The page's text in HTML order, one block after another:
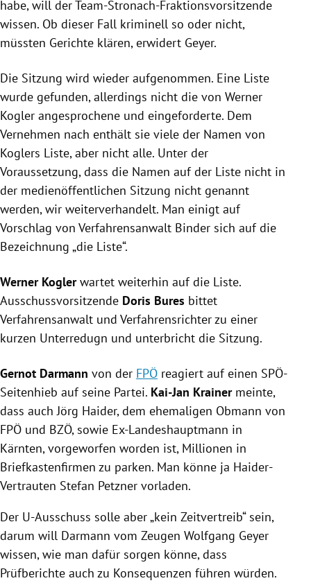
habe, will der Team-Stronach-Fraktionsvorsitzende
wissen. Ob dieser Fall kriminell so oder nicht,
müssten Gerichte klären, erwidert Geyer.
Die Sitzung wird wieder aufgenommen. Eine Liste
wurde gefunden, allerdings nicht die von Werner
Kogler angesprochene und eingeforderte. Dem
Vernehmen nach enthält sie viele der Namen von
Koglers Liste, aber nicht alle. Unter der
Voraussetzung, dass die Namen auf der Liste nicht in
der medienöffentlichen Sitzung nicht genannt
werden, wir weiterverhandelt. Man einigt auf
Vorschlag von Verfahrensanwalt Binder sich auf die
Bezeichnung „die Liste“.
Werner Kogler wartet weiterhin auf die Liste.
Ausschussvorsitzende Doris Bures bittet
Verfahrensanwalt und Verfahrensrichterzu einer
kurzen Unterredugn und unterbricht die Sitzung.
Gernot Darmann von der FPÖ reagiert auf einen SPÖ-
Seitenhieb auf seine Partei. Kai-Jan Krainer meinte,
dass auchJörg Haider, dem ehemaligen Obmann von
FPÖ und BZÖ, sowie Ex-Landeshauptmann in
Kärnten, vorgeworfen worden ist, Millionen in
Briefkastenfirmen zu parken. Man könne ja Haider-
Vertrauten Stefan Petzner vorladen.
Der U-Ausschuss solle aber „kein Zeitvertreib“ sein,
darum will Darmann vom Zeugen Wolfgang Geyer
wissen, wie man dafür sorgen könne, dass
Prüfberichte auch zu Konsequenzen führen würden.